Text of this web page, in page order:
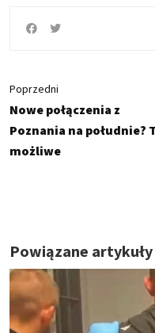
Poprzedni
Nowe połączenia z
Poznania na południe?
możliwe
Powiązane artykuły